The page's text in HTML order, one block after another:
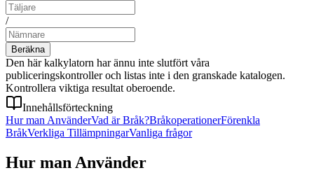
/
Beräkna
Den här kalkylatorn har ännu inte slutfört våra
publiceringskontroller och listas inte i den granskade katalogen.
Kontrollera viktiga resultat oberoende.
Innehållsförteckning
Hur man AnvänderVad är Bråk?BråkoperationerFörenkla
BråkVerkliga TillämpningarVanliga frågor
Hur man Använder